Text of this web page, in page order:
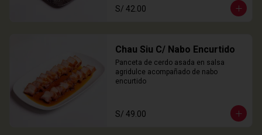
S/ 42.00
Chau Siu C/ Nabo Encurtido
Panceta de cerdo asada en salsa
agridulce acompañado de nabo
encurtido
S/ 49.00